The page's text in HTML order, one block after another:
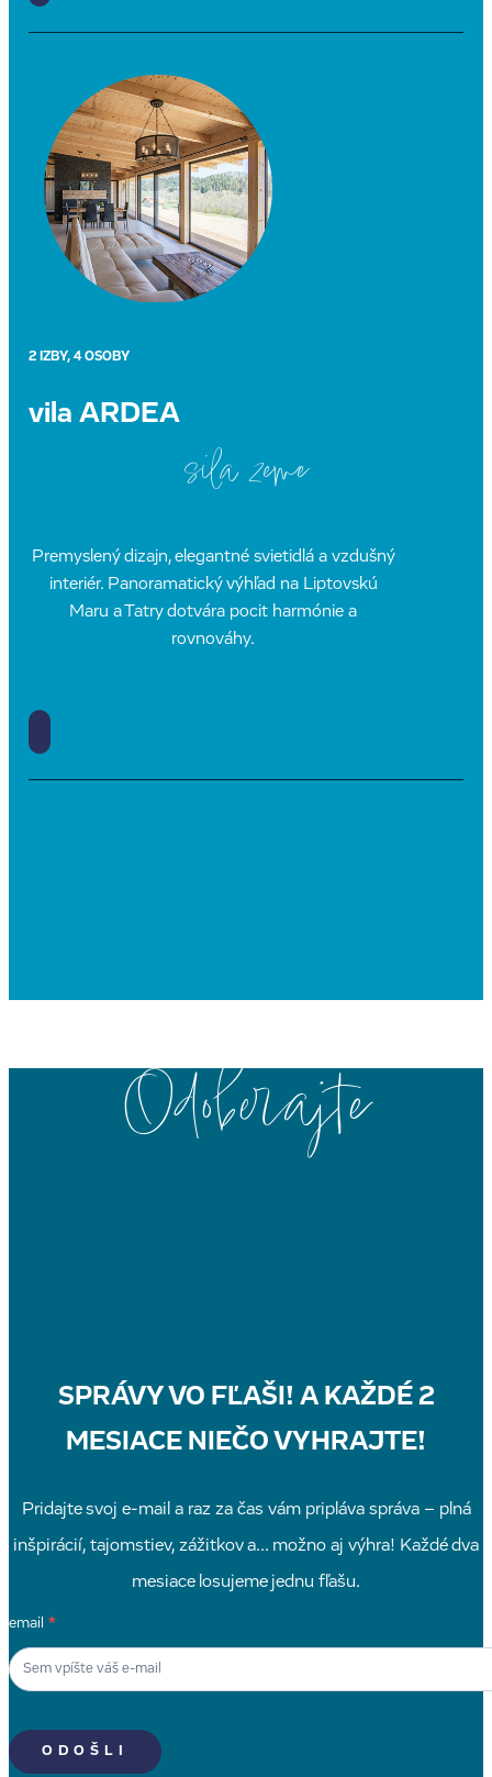
PREJDI NA DETAIL
2 IZBY, 4 OSOBY
vila ARDEA
sila zeme
Premyslený dizajn, elegantné svietidlá a vzdušný
interiér. Panoramatický výhľad na Liptovskú
Maru a Tatry dotvára pocit harmónie a
rovnováhy.
Odoberajte
SPRÁVY VO FĽAŠI! A KAŽDÉ 2
MESIACE NIEČO VYHRAJTE!
Pridajte svoj e-mail a raz za čas vám pripláva správa – plná
inšpirácií, tajomstiev, zážitkov a... možno aj výhra! Každé dva
mesiace losujeme jednu fľašu.
Newsletter
Signup
SK
email *
ODOŠLI